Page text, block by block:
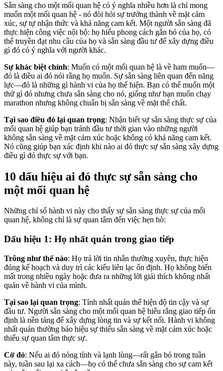
Sẵn sàng cho một mối quan hệ có ý nghĩa nhiều hơn là chỉ mong
muốn một mối quan hệ - nó đòi hỏi sự trưởng thành về mặt cảm
xúc, sự tự nhận thức và khả năng cam kết. Một người sẵn sàng đã
thực hiện công việc nội bộ: họ hiểu phong cách gắn bó của họ, có
thể truyền đạt nhu cầu của họ và sẵn sàng đầu tư để xây dựng điều
gì đó có ý nghĩa với người khác.
Sự khác biệt chính: Muốn có một mối quan hệ là về ham muốn—
đó là điều ai đó nói rằng họ muốn. Sự sẵn sàng liên quan đến năng
lực—đó là những gì hành vi của họ thể hiện. Bạn có thể muốn một
thứ gì đó nhưng chưa sẵn sàng cho nó, giống như bạn muốn chạy
marathon nhưng không chuẩn bị sẵn sàng về mặt thể chất.
Tại sao điều đó lại quan trọng: Nhận biết sự sẵn sàng thực sự của
mối quan hệ giúp bạn tránh đầu tư thời gian vào những người
không sẵn sàng về mặt cảm xúc hoặc không có khả năng cam kết.
Nó cũng giúp bạn xác định khi nào ai đó thực sự sẵn sàng xây dựng
điều gì đó thực sự với bạn.
10 dấu hiệu ai đó thực sự sẵn sàng cho
một mối quan hệ
Những chỉ số hành vi này cho thấy sự sẵn sàng thực sự của mối
quan hệ, không chỉ là sự quan tâm đến việc hẹn hò:
Dấu hiệu 1: Họ nhất quán trong giao tiếp
Trông như thế nào: Họ trả lời tin nhắn thường xuyên, thực hiện
đúng kế hoạch và duy trì các kiểu liên lạc ổn định. Họ không biến
mất trong nhiều ngày hoặc đưa ra những lời giải thích không nhất
quán về hành vi của mình.
Tại sao lại quan trọng: Tính nhất quán thể hiện độ tin cậy và sự
đầu tư. Người sẵn sàng cho một mối quan hệ hiểu rằng giao tiếp ổn
định là nền tảng để xây dựng lòng tin và sự kết nối. Hành vi không
nhất quán thường báo hiệu sự thiếu sẵn sàng về mặt cảm xúc hoặc
thiếu sự quan tâm thực sự.
Cờ đỏ: Nếu ai đó nóng tính và lạnh lùng—rất gắn bó trong tuần
này, tuần sau lại xa cách—họ có thể chưa sẵn sàng cho sự cam kết